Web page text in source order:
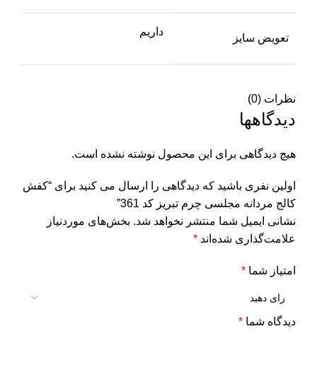
تعویض سایز
داریم
نظرات (0)
دیدگاهها
هیچ دیدگاهی برای این محصول نوشته نشده است.
اولین نفری باشید که دیدگاهی را ارسال می کنید برای “کفش
کالج مردانه مجلسی چرم تبریز کد 361”
نشانی ایمیل شما منتشر نخواهد شد. بخش‌های موردنیاز
علامت‌گذاری شده‌اند *
امتیاز شما *
دیدگاه شما *